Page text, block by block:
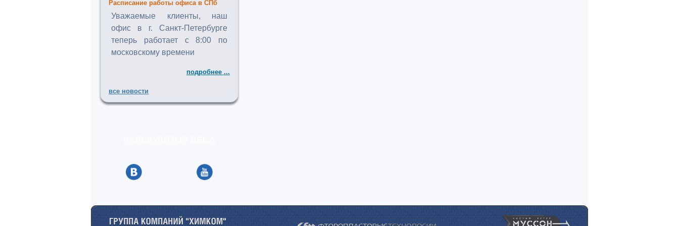
Расписание работы офиса в СПб
Уважаемые клиенты, наш
офис в г. Санкт-Петербурге
теперь работает с 8:00 по
московскому времени
подробнее ...
все новости